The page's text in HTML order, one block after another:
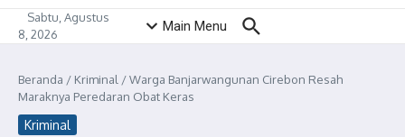
Sabtu, Agustus
8, 2026
Main Menu
Beranda / Kriminal /Warga Banjarwangunan Cirebon Resah
Maraknya Peredaran Obat Keras
Kriminal